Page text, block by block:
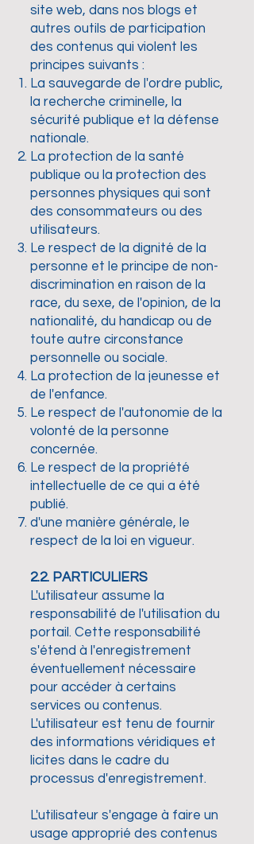
site web, dans nos blogs et
autres outils de participation
des contenus qui violent les
principes suivants :
La sauvegarde de l'ordre public,
la recherche criminelle, la
sécurité publique et la défense
nationale.
La protection de la santé
publique ou la protection des
personnes physiques qui sont
des consommateurs ou des
utilisateurs.
Le respect de la dignité de la
personne et le principe de non-
discrimination en raison de la
race, du sexe, de l'opinion, de la
nationalité, du handicap ou de
toute autre circonstance
personnelle ou sociale.
La protection de la jeunesse et
de l'enfance.
Le respect de l'autonomie de la
volonté de la personne
concernée.
Le respect de la propriété
intellectuelle de ce qui a été
publié.
d'une manière générale, le
respect de la loi en vigueur.
2.2. PARTICULIERS
L'utilisateur assume la
responsabilité de l'utilisation du
portail. Cette responsabilité
s'étend à l'enregistrement
éventuellement nécessaire
pour accéder à certains
services ou contenus.
L'utilisateur est tenu de fournir
des informations véridiques et
licites dans le cadre du
processus d'enregistrement.
L'utilisateur s'engage à faire un
usage approprié des contenus